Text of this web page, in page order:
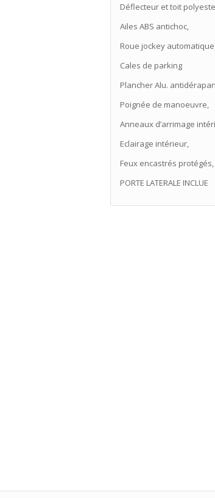
Déflecteur et toit
Ailes ABS antichoc,
Roue jockey
Cales de parking
Plancher Alu.
Poignée de manoeuvre,
Anneaux d’arrimage
Eclairage intérieur,
Feux encastrés protégés,
PORTE LATERALE INCLUE